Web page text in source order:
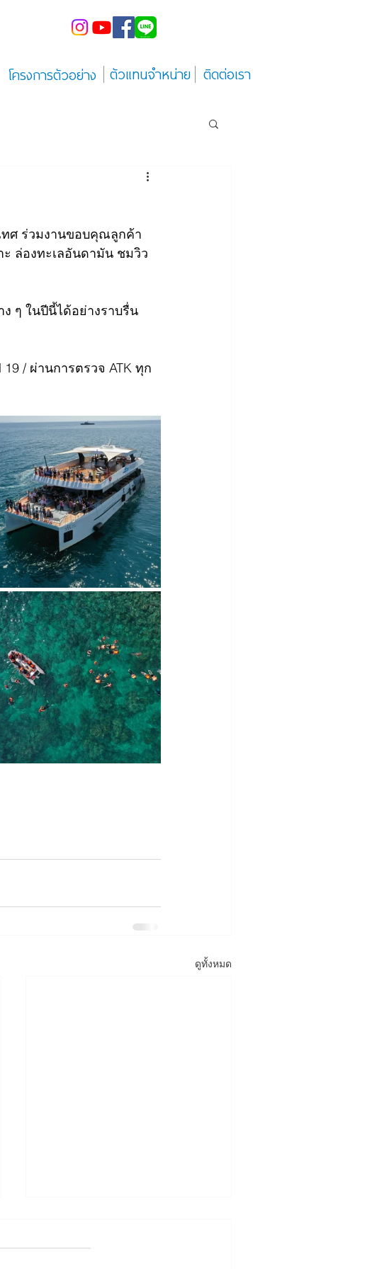
โครงการตัวอย่าง ตัวแทนจำหน่าย ติดต่อเรา
ทศ ร่วมงานขอบคุณลูกค้า
ะ ล่องทะเลอันดามัน ชมวิว
ๆ ในปีนี้ได้อย่างราบรื่น
/ ผ่านการตรวจ ATK ทุก
ดูทั้งหมด